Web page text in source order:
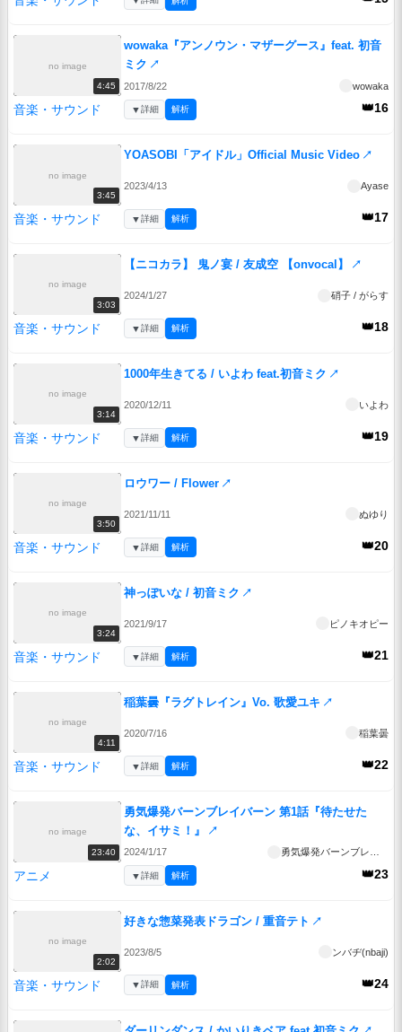
no image
4:45
wowaka『アンノウン・マザーグース』feat. 初音
ミク ↗
2017/8/22 wowaka
音楽・サウンド 👑16
▼詳細 解析
no image
3:45
YOASOBI「アイドル」Official Music Video ↗
2023/4/13 Ayase
音楽・サウンド 👑17
▼詳細 解析
no image
3:03
【ニコカラ】 鬼ノ宴 / 友成空 【onvocal】 ↗
2024/1/27 硝子 / がらす
音楽・サウンド 👑18
▼詳細 解析
no image
3:14
1000年生きてる / いよわ feat.初音ミク ↗
2020/12/11 いよわ
音楽・サウンド 👑19
▼詳細 解析
no image
3:50
ロウワー / Flower ↗
2021/11/11 ぬゆり
音楽・サウンド 👑20
▼詳細 解析
no image
3:24
神っぽいな / 初音ミク ↗
2021/9/17 ピノキオピー
音楽・サウンド 👑21
▼詳細 解析
no image
4:11
稲葉曇『ラグトレイン』Vo. 歌愛ユキ ↗
2020/7/16 稲葉曇
音楽・サウンド 👑22
▼詳細 解析
no image
23:40
勇気爆発バーンブレイバーン 第1話『待たせた
な、イサミ！』
↗
2024/1/17
アニメ 👑23
▼詳細 解析
no image
2:02
好きな惣菜発表ドラゴン / 重音テト ↗
2023/8/5 ンバヂ(nbaji)
音楽・サウンド 👑24
▼詳細 解析